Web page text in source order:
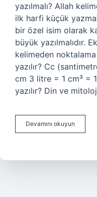
yazılmalı? Allah
ilk harfi küçük
bir özel isim olarak
büyük yazılmalıdır.
kelimeden noktalama
yazılır? Cc
cm 3 litre = 1 cm³ =
yazılır? Din ve
Devamını okuyun
Cc